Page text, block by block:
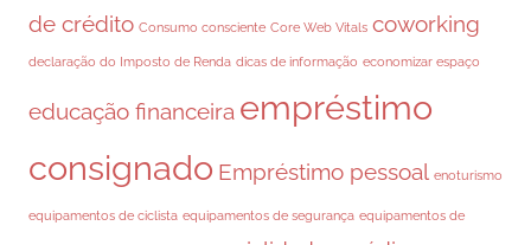
de crédito Consumo consciente Core Web Vitals coworking
declaração do Imposto de Renda dicas de informação economizar espaço
educação financeira empréstimo
consignado Empréstimo pessoal enoturismo
equipamentos de ciclista equipamentos de segurança equipamentos de